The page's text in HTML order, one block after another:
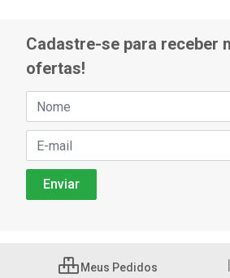
Cadastre-se para receber
ofertas!
Meus Pedidos